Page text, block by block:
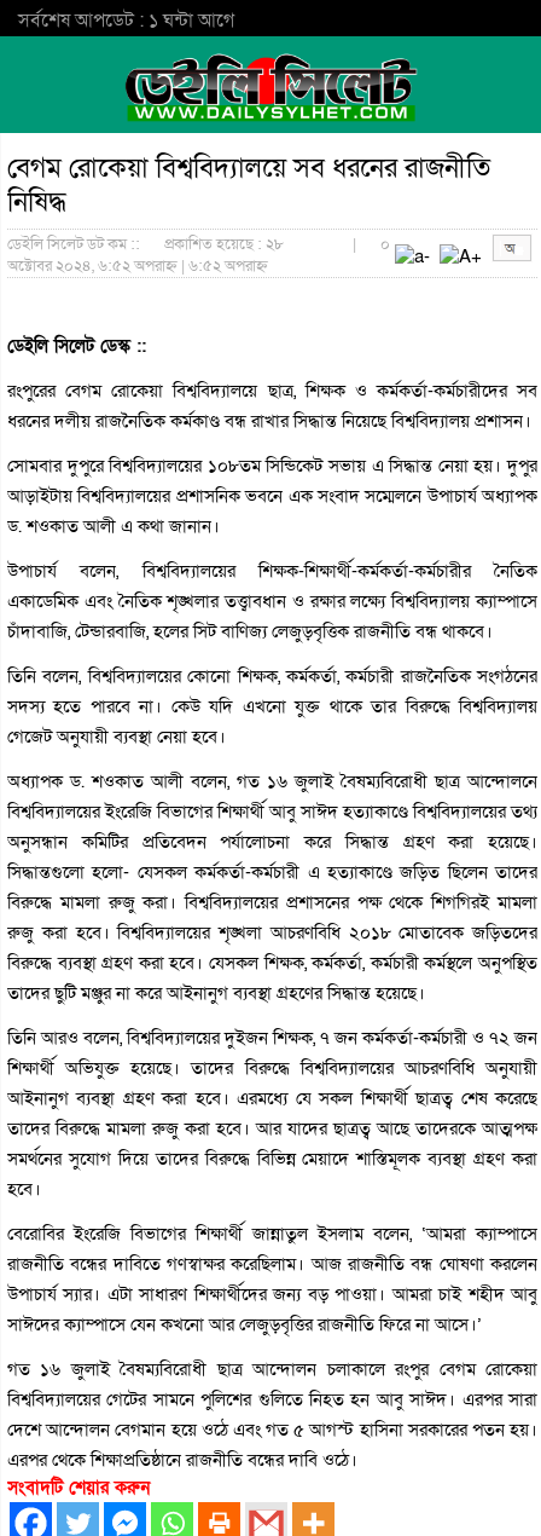
সর্বশেষ আপডেট : ১ ঘন্টা আগে
বেগম রোকেয়া বিশ্ববিদ্যালয়ে সব ধরনের রাজনীতি
নিষিদ্ধ
ডেইলি সিলেট ডট কম ::
প্রকাশিত হয়েছে : ২৮
অক্টোবর ২০২৪, ৬:৫২ অপরাহ্ন | ৬:৫২ অপরাহ্ন
| ০
ডেইলি সিলেট ডেস্ক ::
রংপুরের বেগম রোকেয়া বিশ্ববিদ্যালয়ে ছাত্র, শিক্ষক ও কর্মকর্তা-কর্মচারীদের সব
ধরনের দলীয় রাজনৈতিক কর্মকাণ্ড বন্ধ রাখার সিদ্ধান্ত নিয়েছে বিশ্ববিদ্যালয় প্রশাসন।
সোমবার দুপুরে বিশ্ববিদ্যালয়ের ১০৮তম সিন্ডিকেট সভায় এ সিদ্ধান্ত নেয়া হয়। দুপুর
আড়াইটায় বিশ্ববিদ্যালয়ের প্রশাসনিক ভবনে এক সংবাদ সম্মেলনে উপাচার্য অধ্যাপক
ড. শওকাত আলী এ কথা জানান।
উপাচার্য বলেন, বিশ্ববিদ্যালয়ের শিক্ষক-শিক্ষার্থী-কর্মকর্তা-কর্মচারীর নৈতিক
একাডেমিক এবং নৈতিক শৃঙ্খলার তত্ত্বাবধান ও রক্ষার লক্ষ্যে বিশ্ববিদ্যালয় ক্যাম্পাসে
চাঁদাবাজি, টেন্ডারবাজি, হলের সিট বাণিজ্য লেজুড়বৃত্তিক রাজনীতি বন্ধ থাকবে।
তিনি বলেন, বিশ্ববিদ্যালয়ের কোনো শিক্ষক, কর্মকর্তা, কর্মচারী রাজনৈতিক সংগঠনের
সদস্য হতে পারবে না। কেউ যদি এখনো যুক্ত থাকে তার বিরুদ্ধে বিশ্ববিদ্যালয়
গেজেট অনুযায়ী ব্যবস্থা নেয়া হবে।
অধ্যাপক ড. শওকাত আলী বলেন, গত ১৬ জুলাই বৈষম্যবিরোধী ছাত্র আন্দোলনে
বিশ্ববিদ্যালয়ের ইংরেজি বিভাগের শিক্ষার্থী আবু সাঈদ হত্যাকাণ্ডে বিশ্ববিদ্যালয়ের তথ্য
অনুসন্ধান কমিটির প্রতিবেদন পর্যালোচনা করে সিদ্ধান্ত গ্রহণ করা হয়েছে।
সিদ্ধান্তগুলো হলো- যেসকল কর্মকর্তা-কর্মচারী এ হত্যাকাণ্ডে জড়িত ছিলেন তাদের
বিরুদ্ধে মামলা রুজু করা। বিশ্ববিদ্যালয়ের প্রশাসনের পক্ষ থেকে শিগগিরই মামলা
রুজু করা হবে। বিশ্ববিদ্যালয়ের শৃঙ্খলা আচরণবিধি ২০১৮ মোতাবেক জড়িতদের
বিরুদ্ধে ব্যবস্থা গ্রহণ করা হবে। যেসকল শিক্ষক, কর্মকর্তা, কর্মচারী কর্মস্থলে অনুপস্থিত
তাদের ছুটি মঞ্জুর না করে আইনানুগ ব্যবস্থা গ্রহণের সিদ্ধান্ত হয়েছে।
তিনি আরও বলেন, বিশ্ববিদ্যালয়ের দুইজন শিক্ষক, ৭ জন কর্মকর্তা-কর্মচারী ও ৭২ জন
শিক্ষার্থী অভিযুক্ত হয়েছে। তাদের বিরুদ্ধে বিশ্ববিদ্যালয়ের আচরণবিধি অনুযায়ী
আইনানুগ ব্যবস্থা গ্রহণ করা হবে। এরমধ্যে যে সকল শিক্ষার্থী ছাত্রত্ব শেষ করেছে
তাদের বিরুদ্ধে মামলা রুজু করা হবে। আর যাদের ছাত্রত্ব আছে তাদেরকে আত্মপক্ষ
সমর্থনের সুযোগ দিয়ে তাদের বিরুদ্ধে বিভিন্ন মেয়াদে শাস্তিমূলক ব্যবস্থা গ্রহণ করা
হবে।
বেরোবির ইংরেজি বিভাগের শিক্ষার্থী জান্নাতুল ইসলাম বলেন, ‘আমরা ক্যাম্পাসে
রাজনীতি বন্ধের দাবিতে গণস্বাক্ষর করেছিলাম। আজ রাজনীতি বন্ধ ঘোষণা করলেন
উপাচার্য স্যার। এটা সাধারণ শিক্ষার্থীদের জন্য বড় পাওয়া। আমরা চাই শহীদ আবু
সাঈদের ক্যাম্পাসে যেন কখনো আর লেজুড়বৃত্তির রাজনীতি ফিরে না আসে।’
গত ১৬ জুলাই বৈষম্যবিরোধী ছাত্র আন্দোলন চলাকালে রংপুর বেগম রোকেয়া
বিশ্ববিদ্যালয়ের গেটের সামনে পুলিশের গুলিতে নিহত হন আবু সাঈদ। এরপর সারা
দেশে আন্দোলন বেগমান হয়ে ওঠে এবং গত ৫ আগস্ট হাসিনা সরকারের পতন হয়।
এরপর থেকে শিক্ষাপ্রতিষ্ঠানে রাজনীতি বন্ধের দাবি ওঠে।
সংবাদটি শেয়ার করুন